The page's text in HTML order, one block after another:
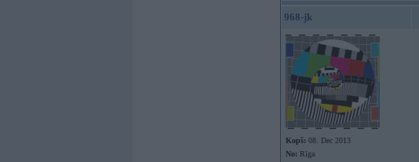
968-jk
Kopš: 08. Dec 2013
No: Rīga